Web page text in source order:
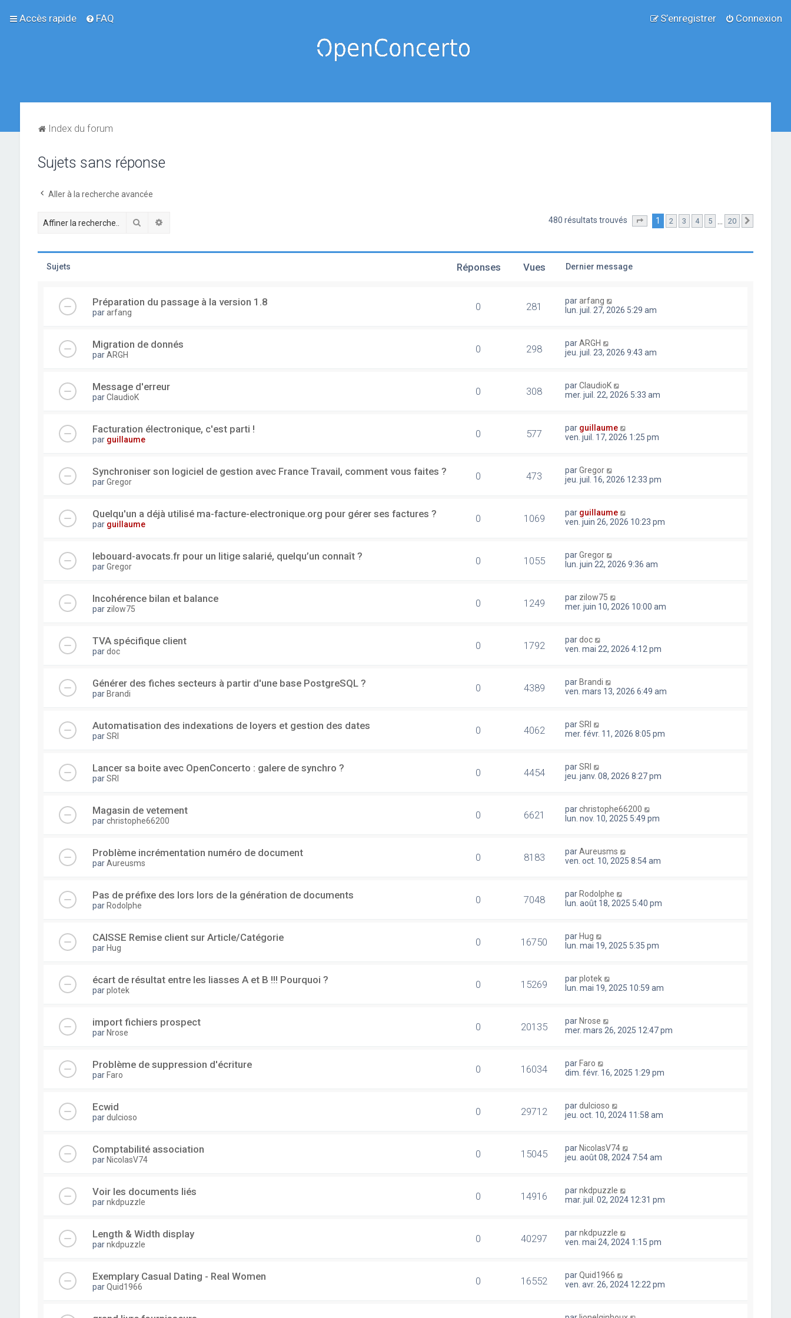
Accès rapide FAQ Connexion
S’enregistrer
Index du forum
Sujets sans réponse
Aller à la recherche avancée
Rechercher 480 résultats trouvés Page sur 20
1 2 3 4 5 20
Sujets Réponses Vues Dernier message
Préparation du passage à la version 1.8
pararfang 0 281 pararfang
lun. juil. 27, 2026 5:29 am
Migration de donnés
parARGH 0 298 parARGH
jeu. juil. 23, 2026 9:43 am
Message d'erreur
parClaudioK 0 308 parClaudioK
mer. juil. 22, 2026 5:33 am
Facturation électronique, c'est parti !
par guillaume 0 577 par guillaume
ven. juil. 17, 2026 1:25 pm
Synchroniser son logiciel de gestion avec France Travail, comment vous faites ?
parGregor 0 473 parGregor
jeu. juil. 16, 2026 12:33 pm
Quelqu'un a déjà utilisé ma-facture-electronique.org pour gérer ses factures ?
par guillaume 0 1069 par guillaume
ven. juin 26, 2026 10:23 pm
lebouard-avocats.fr pour un litige salarié, quelqu’un connaît ?
parGregor 0 1055 parGregor
lun. juin 22, 2026 9:36 am
Incohérence bilan et balance
par zilow75 0 1249 par zilow75
mer. juin 10, 2026 10:00 am
TVA spécifique client
pardoc 0 1792 pardoc
ven. mai 22, 2026 4:12 pm
Générer des fiches secteurs à partir d'une base PostgreSQL ?
par Brandi 0 4389 par Brandi
ven. mars 13, 2026 6:49 am
Automatisation des indexations de loyers et gestion des dates
parSRI 0 4062 parSRI
mer. févr. 11, 2026 8:05 pm
Lancer sa boite avec OpenConcerto : galere de synchro ?
parSRI 0 4454 parSRI
jeu. janv. 08, 2026 8:27 pm
Magasin de vetement
parchristophe66200 0 6621 parchristophe66200
lun. nov. 10, 2025 5:49 pm
Problème incrémentation numéro de document
parAureusms 0 8183 parAureusms
ven. oct. 10, 2025 8:54 am
Pas de préfixe des lors lors de la génération de documents
par Rodolphe 0 7048 par Rodolphe
lun. août 18, 2025 5:40 pm
CAISSE Remise client sur Article/Catégorie
par Hug 0 16750 par Hug
lun. mai 19, 2025 5:35 pm
écart de résultat entre les liasses A et B !!! Pourquoi ?
parplotek 0 15269 parplotek
lun. mai 19, 2025 10:59 am
import fichiers prospect
par Nrose 0 20135 par Nrose
mer. mars 26, 2025 12:47 pm
Problème de suppression d'écriture
par Faro 0 16034 par Faro
dim. févr. 16, 2025 1:29 pm
Ecwid
pardulcioso 0 29712 pardulcioso
jeu. oct. 10, 2024 11:58 am
Comptabilité association
par NicolasV74 0 15045 par NicolasV74
jeu. août 08, 2024 7:54 am
Voir les documents liés
parnkdpuzzle 0 14916 parnkdpuzzle
mar. juil. 02, 2024 12:31 pm
Length & Width display
parnkdpuzzle 0 40297 parnkdpuzzle
ven. mai 24, 2024 1:15 pm
Exemplary Сasual Dating - Real Women
parQuid1966 0 16552 parQuid1966
ven. avr. 26, 2024 12:22 pm